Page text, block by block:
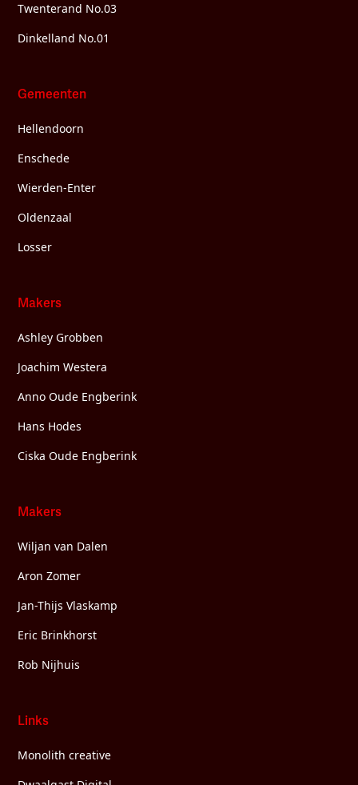
Twenterand No.03
Dinkelland No.01
Gemeenten
Hellendoorn
Enschede
Wierden-Enter
Oldenzaal
Losser
Makers
Ashley Grobben
Joachim Westera
Anno Oude Engberink
Hans Hodes
Ciska Oude Engberink
Makers
Wiljan van Dalen
Aron Zomer
Jan-Thijs Vlaskamp
Eric Brinkhorst
Rob Nijhuis
Links
Monolith creative